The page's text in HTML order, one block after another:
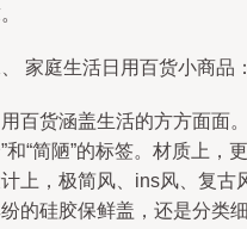
家庭生活日用百货小商品
百货涵盖生活的方方面面
和“简陋”的标签。材质上，
上，极简风、ins风、复古
的硅胶保鲜盖，还是分类